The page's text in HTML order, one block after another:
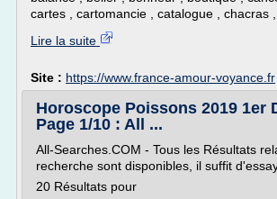
cartes , cartomancie , catalogue , chacras ,
Lire la suite
Site : https://www.france-amour-voyance.fr
Horoscope Poissons 2019 1er
Page 1/10 : All ...
All-Searches.COM - Tous les Résultats
recherche sont disponibles, il suffit
20 Résultats pour